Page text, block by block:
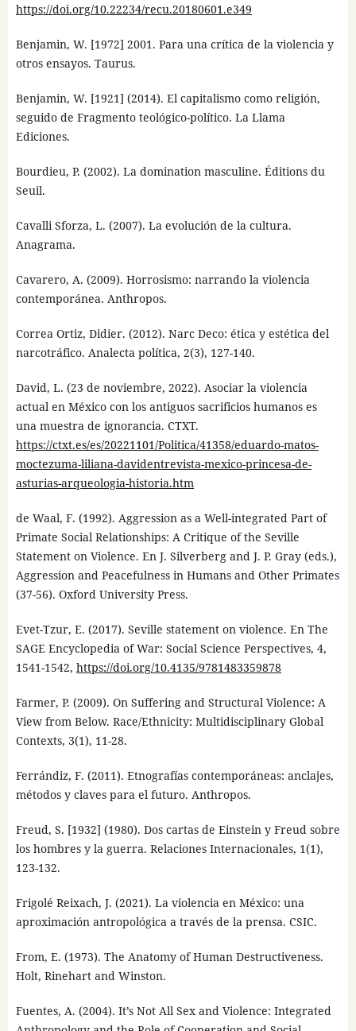
https://doi.org/10.22234/recu.20180601.e349
Benjamin, W. [1972] 2001. Para una crítica de la violencia y
otros ensayos. Taurus.
Benjamin, W. [1921] (2014). El capitalismo como religión,
seguido de Fragmento teológico-político. La Llama
Ediciones.
Bourdieu, P. (2002). La domination masculine. Éditions du
Seuil.
Cavalli Sforza, L. (2007). La evolución de la cultura.
Anagrama.
Cavarero, A. (2009). Horrosismo: narrando la violencia
contemporánea. Anthropos.
Correa Ortiz, Didier. (2012). Narc Deco: ética y estética del
narcotráfico. Analecta política, 2(3), 127-140.
David, L. (23 de noviembre, 2022). Asociar la violencia
actual en México con los antiguos sacrificios humanos es
una muestra de ignorancia. CTXT.
https://ctxt.es/es/20221101/Politica/41358/eduardo-matos-
moctezuma-liliana-davidentrevista-mexico-princesa-de-
asturias-arqueologia-historia.htm
de Waal, F. (1992). Aggression as a Well-integrated Part of
Primate Social Relationships: A Critique of the Seville
Statement on Violence. En J. Silverberg and J. P. Gray (eds.),
Aggression and Peacefulness in Humans and Other Primates
(37-56). Oxford University Press.
Evet-Tzur, E. (2017). Seville statement on violence. En The
SAGE Encyclopedia of War: Social Science Perspectives, 4,
1541-1542, https://doi.org/10.4135/9781483359878
Farmer, P. (2009). On Suffering and Structural Violence: A
View from Below. Race/Ethnicity: Multidisciplinary Global
Contexts, 3(1), 11-28.
Ferrándiz, F. (2011). Etnografías contemporáneas: anclajes,
métodos y claves para el futuro. Anthropos.
Freud, S. [1932] (1980). Dos cartas de Einstein y Freud sobre
los hombres y la guerra. Relaciones Internacionales, 1(1),
123-132.
Frigolé Reixach, J. (2021). La violencia en México: una
aproximación antropológica a través de la prensa. CSIC.
From, E. (1973). The Anatomy of Human Destructiveness.
Holt, Rinehart and Winston.
Fuentes, A. (2004). It’s Not All Sex and Violence: Integrated